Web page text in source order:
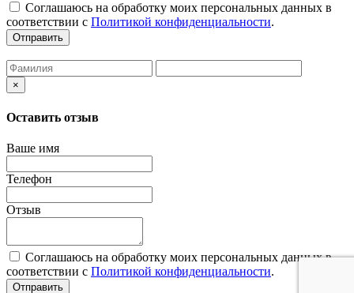
Соглашаюсь на обработку моих персональных данных в
соответствии с Политикой конфиденциальности.
Отправить
×
Оставить отзыв
Ваше имя
Телефон
Отзыв
Соглашаюсь на обработку моих персональных данных в
соответствии с Политикой конфиденциальности.
Отправить